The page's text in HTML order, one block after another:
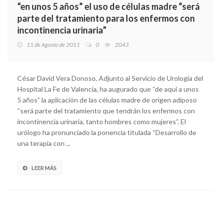
“en unos 5 años” el uso de células madre “será
parte del tratamiento para los enfermos con
incontinencia urinaria”
11 de Agosto de 2011 0 2043
César David Vera Donoso, Adjunto al Servicio de Urología del
Hospital La Fe de Valencia, ha augurado que “de aquí a unos
5 años” la aplicación de las células madre de origen adiposo
“será parte del tratamiento que tendrán los enfermos con
incontinencia urinaria, tanto hombres como mujeres”. El
urólogo ha pronunciado la ponencia titulada “Desarrollo de
una terapia con ...
LEER MÁS